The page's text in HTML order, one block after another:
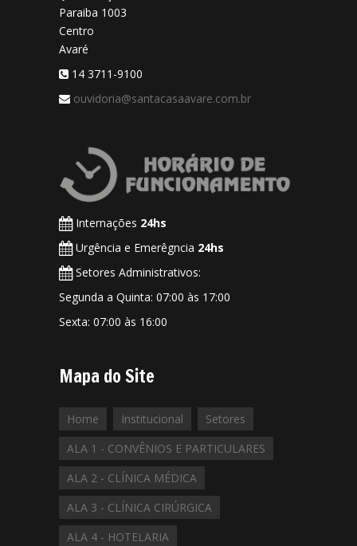
Paraiba 1003
Centro
Avaré
14 3711-9100
ouvidoria@santacasaavare.com.br
Internações 24hs
Urgência e Emerêgncia 24hs
Setores Administrativos:
Segunda a Quinta: 07:00 às 17:00
Sexta: 07:00 às 16:00
Mapa do Site
Home Institucional
Setores
ALA 1 - CONVÊNIOS E PARTICULARES
ALA 2 - CLÍNICA MÉDICA
ALA 3 - CLÍNICA CIRÚRGICA
ALA 4 - HOTELARIA